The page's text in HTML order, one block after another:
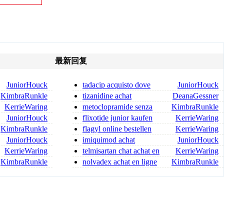
JuniorHouck
KimbraRunkle
KerrieWaring
JuniorHouck
KimbraRunkle
JuniorHouck
KerrieWaring
KimbraRunkle
最新回复
JuniorHouck
tadacip acquisto dove
comprare tadacip
DeanaGessner
tizanidine achat
tizanidine sans ordonnance
KimbraRunkle
metoclopramide senza
ricetta
KerrieWaring
flixotide junior kaufen
flixotide 50 kaufen
KerrieWaring
flagyl online bestellen
flagyl bestellen
JuniorHouck
imiquimod achat
KerrieWaring
telmisartan chat achat en
ligne en savoir plus
KimbraRunkle
nolvadex achat en ligne